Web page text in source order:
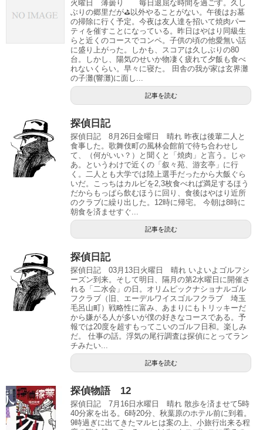
火曜日 薄曇り 毎日退屈な時間を過ごす。久し
ぶりの郷里だが⛳️以外やることがない。午後はお墓
の掃除に行く予定。今夜は友人達を招いて焼肉パー
ティを催すことになっている。昨日はやはり同級生
らと近くのコースでコンペ。子供の頃の他愛無い話
に盛り上がった。しかも、スコアは久しぶりの80
台。しかし、陽気のせいか物凄く疲れて夕飯も食べ
れないくらい。早々に寝た。 田舎の我が家は玄界灘
の子灘(響灘)に面し...
記事を読む
探偵日記
探偵日記 8月26日金曜日 晴れ 昨夜は後輩二人と
食事した。歌舞伎町の風林会館前で待ち合わせし
て、（何がいい？）と聞くと「焼肉」と言う。じゃ
あ。というわけで近くの「叙々苑、游玄亭」に行
く。二人とも大学では陸上選手だったから大飯ぐら
いだ。こっちはカルビを2,3枚食べれば満足するほう
だからもっぱら飲むほうに回り、食後はやはり近所
のクラブに繰り出した。12時に帰宅。 今朝は8時に
朝食を済ませすぐ...
記事を読む
探偵日記
探偵日記 03月13日火曜日 晴れ いよいよゴルフシ
ーズン到来。そして明日、隔月の第2水曜日に開催さ
れる「二水会」の日。オリムピックナショナルゴル
フクラブ（旧、エーデルワイスゴルフクラブ 埼玉
毛呂山町）戦略性に富み、あまりにもトリッキーだ
から嫌がる人が多いが僕の好きなコースである。予
報では20度を超すもってこいのゴルフ日和。楽しみ
だ。 仕事の話。浮気の尾行調査は探偵にとってラン
チみたい...
記事を読む
探偵物語 12
探偵日記 7月16日水曜日 晴れ 散歩を済ませて5時
40分家を出る。6時20分、秋葉原のホテル前に到着。
9時過ぎに出てきたマルヒは案の上、小旅行出来る程